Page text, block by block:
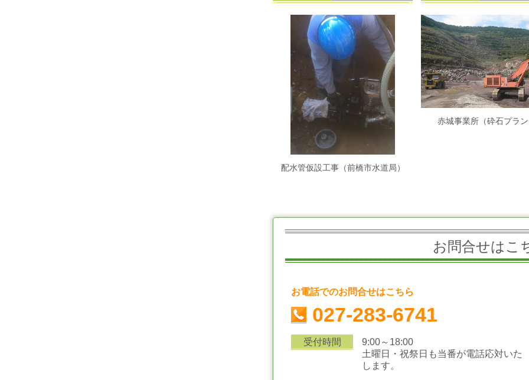
配水管仮設工事（前橋市水道局）
赤城事業所（砕石プラ
お問合せはこ
お電話でのお問合せはこちら
027-283-6741
受付時間
9:00～18:00
土曜日・祝祭日も当番が電話応対いた
します。